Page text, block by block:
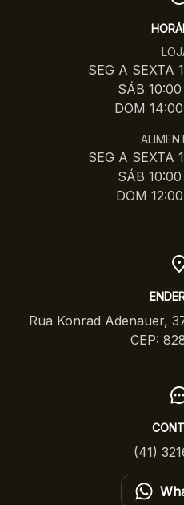
SEG A SEXTA
SÁB
DOM
SEG A SEXTA
SÁB
DOM
Rua Konrad Adenauer,
CEP:
(41)